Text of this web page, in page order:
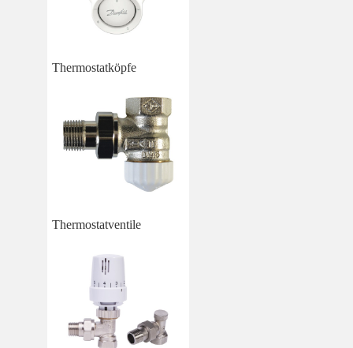
Thermostatköpfe
Thermostatventile